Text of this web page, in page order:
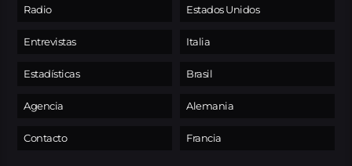
Radio
Entrevistas
Estadísticas
Agencia
Contacto
Estados Unidos
Italia
Brasil
Alemania
Francia